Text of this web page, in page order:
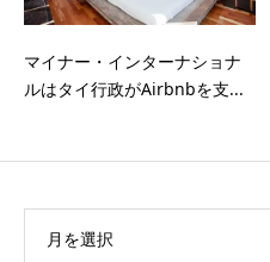
マイナー・インターナショナ
ルはタイ行政がAirbnbを支...
月を選択